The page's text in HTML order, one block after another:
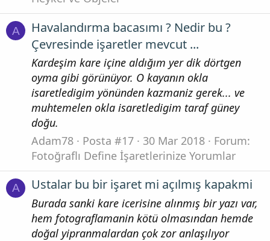
A
Havalandırma bacasımı ? Nedir bu ?
Çevresinde işaretler mevcut ...
Kardeşim kare içine aldığım yer dik dörtgen
oyma gibi görünüyor. O kayanın okla
isaretledigim yönünden kazmaniz gerek... ve
muhtemelen okla isaretledigim taraf güney
doğu.
Adam78
Posta #17 30 Mar 2018
Forum:
Fotoğraflı Define İşaretlerinize Yorumlar
A Ustalar bu bir işaret mi açılmış kapakmi
Burada sanki kare icerisine alınmış bir yazı var,
hem fotograflamanin kötü olmasından hemde
doğal yipranmalardan çok zor anlaşılıyor